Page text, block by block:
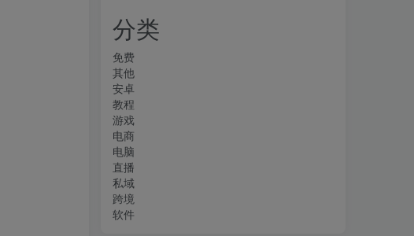
分类
免费
其他
安卓
教程
游戏
电商
电脑
直播
私域
跨境
软件